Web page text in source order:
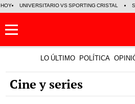
HOY UNIVERSITARIO VS SPORTING CRISTAL
LO ÚLTIMO POLÍTICA
Cine y series